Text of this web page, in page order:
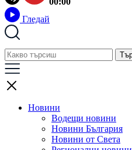
Гледай
Новини
Водещи новини
Новини България
Новини от Света